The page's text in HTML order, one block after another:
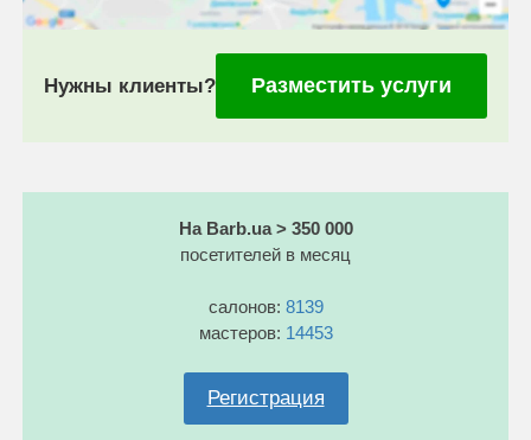
Нужны клиенты? Разместить услуги
На Barb.ua > 350 000
посетителей в месяц
салонов: 8139
мастеров: 14453
Регистрация